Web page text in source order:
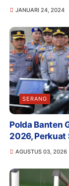
JANUARI 24, 2024
SERANG
Polda Banten
2026,
AGUSTUS 03, 2026